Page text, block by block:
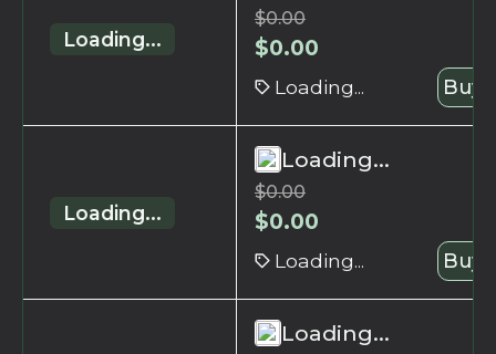
Loading...
$0.00
$0.00
Loading... Buy
Loading...
Loading...
$0.00
$0.00
Loading... Buy
Loading...